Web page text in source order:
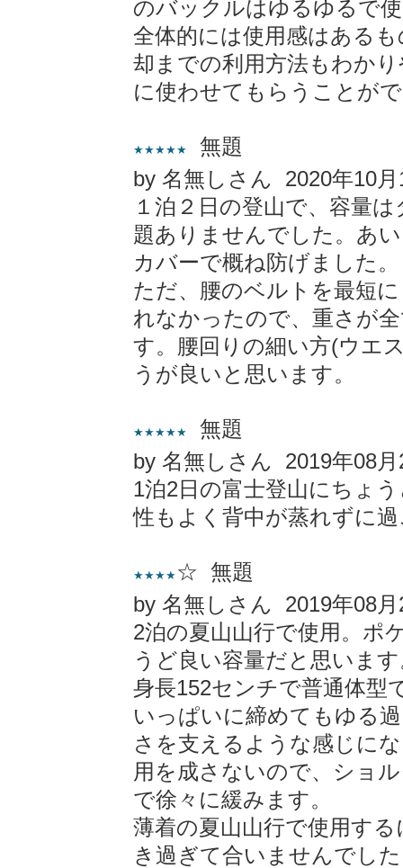
のバックルはゆるゆるで
全体的には使用感はある
却までの利用方法もわか
に使わせてもらうことが
★★★★★
無題
by 名無しさん 2020年10月
１泊２日の登山で、容量
題ありませんでした。あ
カバーで概ね防げました。
ただ、腰のベルトを最短
れなかったので、重さが
す。腰回りの細い方(ウエ
うが良いと思います。
★★★★★
無題
by 名無しさん 2019年08月
1泊2日の富士登山にちょ
性もよく背中が蒸れずに
★★★★ ☆ 無題
by 名無しさん 2019年08月
2泊の夏山山行で使用。ポ
うど良い容量だと思いま
身長152センチで普通体型
いっぱいに締めてもゆる
さを支えるような感じに
用を成さないので、ショ
で徐々に緩みます。
薄着の夏山山行で使用す
き過ぎて合いませんでし